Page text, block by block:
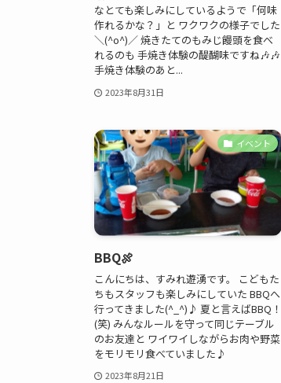
なとても楽しみにしているようで「何味
作れるかな？」と ワクワクの様子でした
＼(^o^)／ 焼きたてのもみじ饅頭を食べ
れるのも 手焼き体験の醍醐味ですね🎶🎶
手焼き体験のあと...
2023年8月31日
イベント
BBQ🍖
こんにちは、すみれ遊湧です。 こどもた
ちもスタッフも楽しみにしていた BBQへ
行ってきました(^_^)♪ 夏と言えばBBQ！
(笑) みんなルールを守って同じテーブル
のお友達と ワイワイしながらお肉や野菜
をモリモリ食べていました♪
2023年8月21日